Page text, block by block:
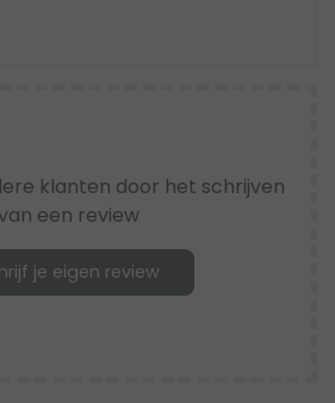
klanten door het schrijven
een review
je eigen review